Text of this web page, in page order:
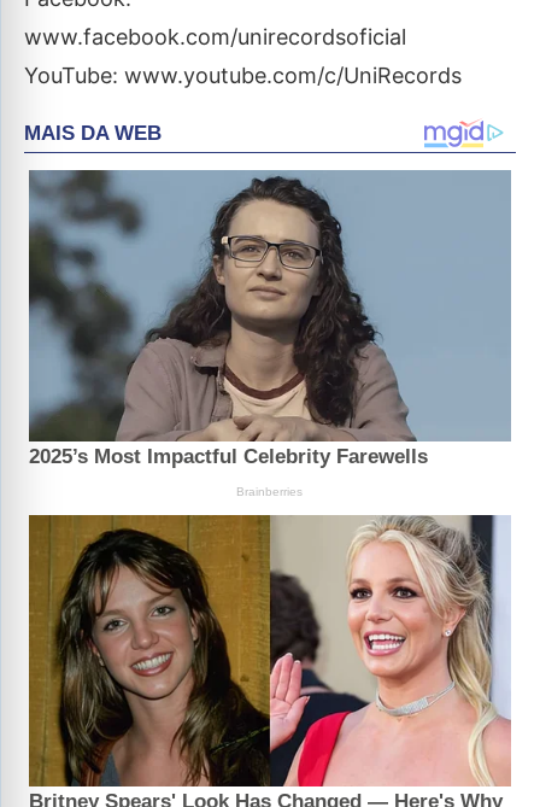
www.facebook.com/unirecordsoficial
YouTube: www.youtube.com/c/UniRecords